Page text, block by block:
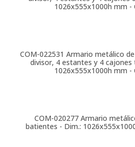
1026x555x1000h mm -
COM-022531 Armario metálico
divisor, 4 estantes y 4 cajones
1026x555x1000h mm -
COM-020277 Armario
batientes - Dim.: